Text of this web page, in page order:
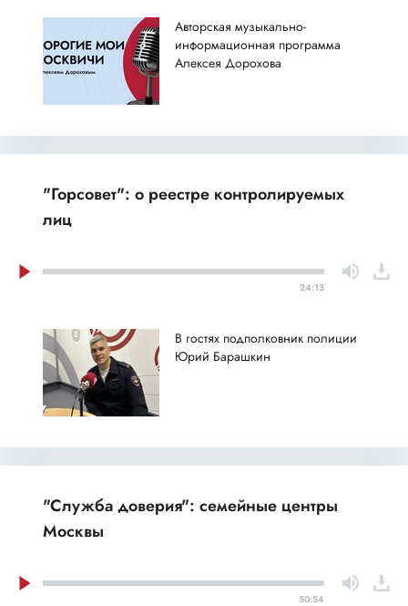
Авторская музыкально-
информационная программа
Алексея Дорохова
"Горсовет": о реестре контролируемых
лиц
24:13
В гостях подполковник полиции
Юрий Барашкин
"Служба доверия": семейные центры
Москвы
50:54